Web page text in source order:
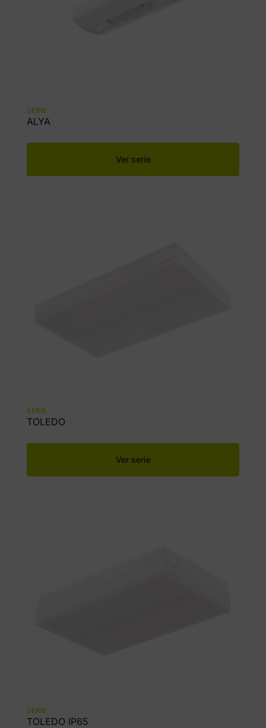
SERIE
ALYA
Ver serie
SERIE
TOLEDO
Ver serie
SERIE
TOLEDO IP65